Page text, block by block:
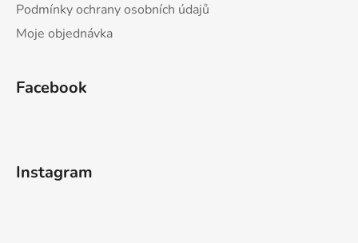
Podmínky ochrany osobních údajů
Moje objednávka
Facebook
Instagram